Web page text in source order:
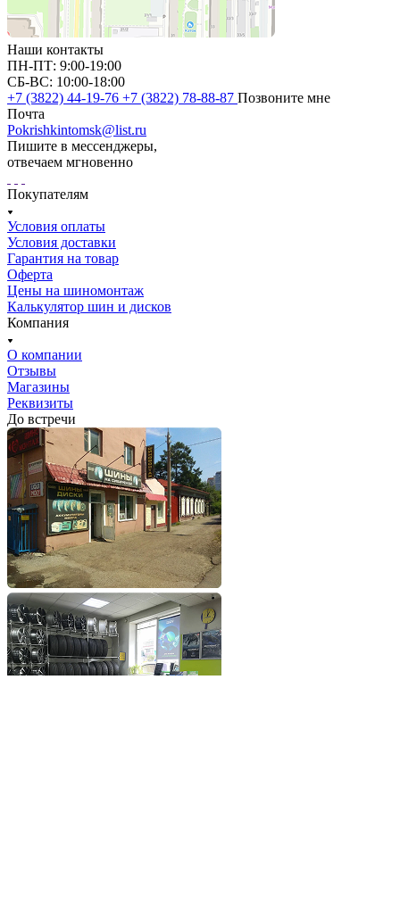
Наши контакты
ПН-ПТ: 9:00-19:00
СБ-ВС: 10:00-18:00
+7 (3822) 44-19-76 +7 (3822) 78-88-87 Позвоните мне
Почта
Pokrishkintomsk@list.ru
Пишите в мессенджеры,
отвечаем мгновенно
Покупателям
Условия оплаты
Условия доставки
Гарантия на товар
Оферта
Цены на шиномонтаж
Калькулятор шин и дисков
Компания
О компании
Отзывы
Магазины
Реквизиты
До встречи